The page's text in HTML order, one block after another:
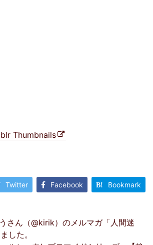
Thumbnails
Twitter Facebook Bookmark
ゲーション
さん（@kirik）のメルマガ「人間迷
した。